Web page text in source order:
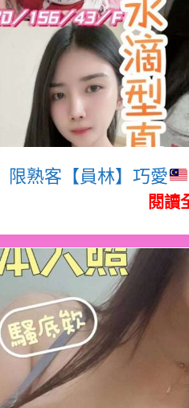
限熟客【員林】巧愛
閱讀